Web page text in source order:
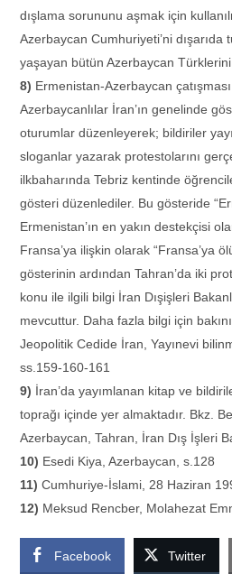
dışlama sorununu aşmak için
Azerbaycan Cumhuriyeti’ni dışarıda
yaşayan bütün Azerbaycan
8) Ermenistan-Azerbaycan
Azerbaycanlılar İran’ın genelinde
oturumlar düzenleyerek; bildiriler
sloganlar yazarak protestolarını
ilkbaharında Tebriz kentinde
gösteri düzenlediler. Bu gösteride
Ermenistan’ın en yakın destekçisi
Fransa’ya ilişkin olarak “Fransa’ya
gösterinin ardından Tahran’da iki
konu ile ilgili bilgi İran Dışişleri
mevcuttur. Daha fazla bilgi için
Jeopolitik Cedide İran, Yayınevi
ss.159-160-161
9) İran’da yayımlanan kitap ve
toprağı içinde yer almaktadır. Bkz.
Azerbaycan, Tahran, İran Dış İşleri
10) Esedi Kiya, Azerbaycan, s.128
11)Cumhuriye-İslami, 28 Haziran
12) Meksud Rencber, Molahezat
Facebook Twitter